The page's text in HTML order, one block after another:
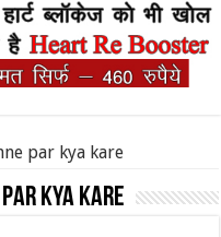
par kya kare
kya kare